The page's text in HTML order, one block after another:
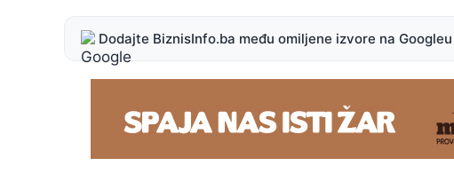
Dodajte BiznisInfo.ba među omiljene izvore na Googleu